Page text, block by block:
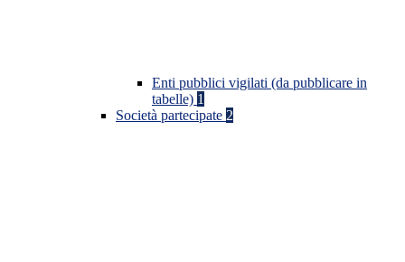
Enti pubblici vigilati (da pubblicare in
tabelle) 1
Società partecipate 2